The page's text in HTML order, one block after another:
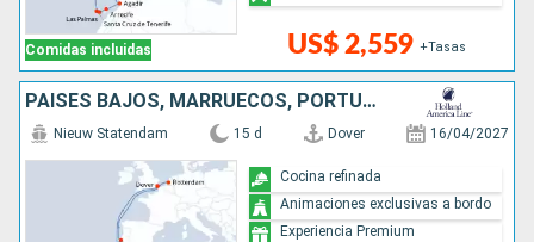
Comidas incluidas US$ 2,559 +Tasas
PAISES BAJOS, MARRUECOS, PORTUGAL, REINO UNIDO
Nieuw Statendam 15 d Dover 16/04/2027
Cocina refinada
Animaciones exclusivas a bordo
Experiencia Premium